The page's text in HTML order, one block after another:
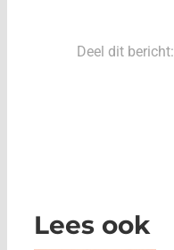
Deel dit bericht:
Lees ook